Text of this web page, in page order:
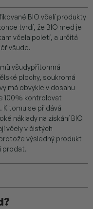
BIO včelí produkty
tvrdí, že BIO med je
včela poletí, a určitá
všude.
všudypřítomná
plochy, soukromá
má obvykle v dosahu
100% kontrolovat
K tomu se přidává
náklady na získání BIO
včely v čistých
výsledný produkt
prodat.